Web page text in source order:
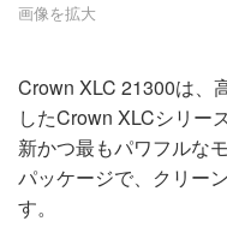
画像を拡大
Crown XLC 21300は、
したCrown XLCシリー
新かつ最もパワフルな
パッケージで、クリー
す。